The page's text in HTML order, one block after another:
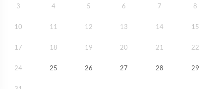
3 4 5 6 7 8
10 11 12 13 14 15
17 18 19 20 21 22
24 25 26 27 28 29